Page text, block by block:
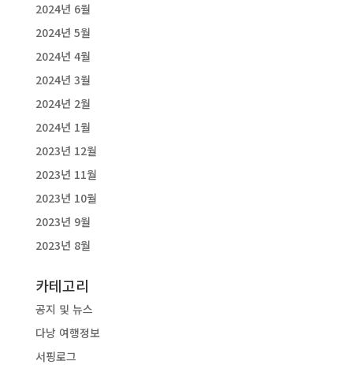
2024년 6월
2024년 5월
2024년 4월
2024년 3월
2024년 2월
2024년 1월
2023년 12월
2023년 11월
2023년 10월
2023년 9월
2023년 8월
카테고리
공지 및 뉴스
다낭 여행정보
서핑로그